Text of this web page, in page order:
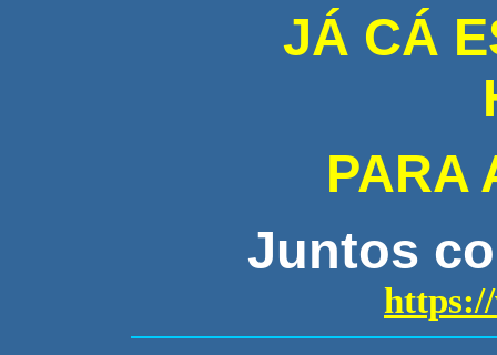
JÁ CÁ
PARA
Juntos